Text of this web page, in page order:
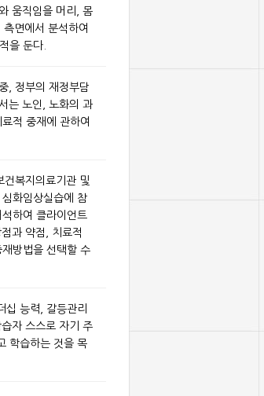
움직임을 머리, 몸
면에서 분석하여
을 둔다.
, 정부의 재정부담
는 노인, 노화의 과
적 중재에 관하여
건복지의료기관 및
화임상실습에 참
하여 클라이언트
과 약점, 치료적
방법을 선택할 수
십 능력, 갈등관리
자 스스로 자기 주
학습하는 것을 목